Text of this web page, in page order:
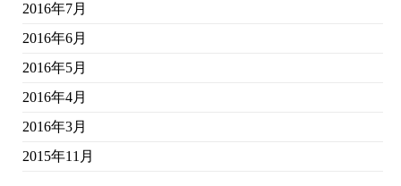
2016年7月
2016年6月
2016年5月
2016年4月
2016年3月
2015年11月